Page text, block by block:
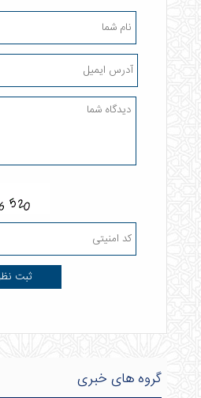
گروه های خبری